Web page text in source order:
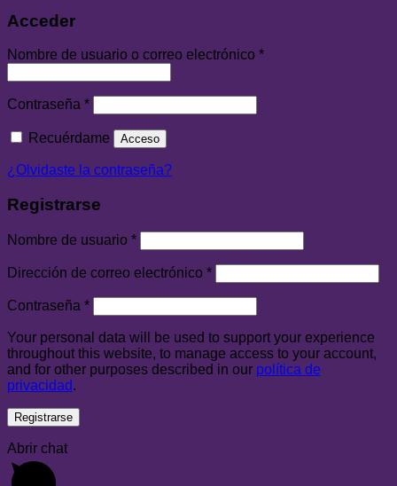
Acceder
Nombre de usuario o correo electrónico *
Contraseña *
Recuérdame Acceso
¿Olvidaste la contraseña?
Registrarse
Nombre de usuario *
Dirección de correo electrónico *
Contraseña *
Your personal data will be used to support your experience
throughout this website, to manage access to your account,
and for other purposes described in our política de
privacidad.
Registrarse
Abrir chat